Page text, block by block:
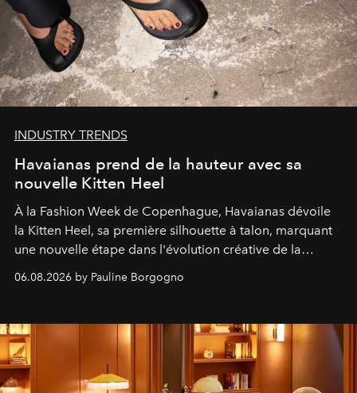
INDUSTRY TRENDS
Havaianas prend de la hauteur avec sa
nouvelle Kitten Heel
À la Fashion Week de Copenhague, Havaianas dévoile
la Kitten Heel, sa première silhouette à talon, marquant
une nouvelle étape dans l'évolution créative de la
06.08.2026 by Pauline Borgogno